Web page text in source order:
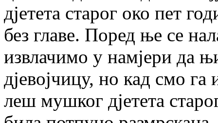
дјетета старог око пет
без главе. Поред ње се
извлачимо у намјери да
дјевојчицу, но кад смо га
леш мушког дјетета